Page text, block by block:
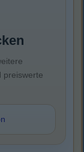
preiswerte